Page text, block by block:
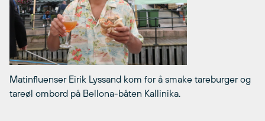
Matinfluenser Eirik Lyssand kom for å smake tareburger og
tareøl ombord på Bellona-båten Kallinika.